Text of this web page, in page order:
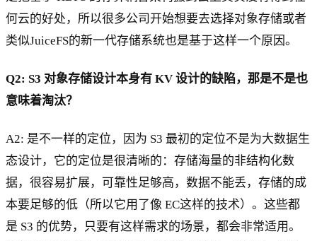
何云的好处，所以很多公司开始想要去选择对象存储或者
类似JuiceFS的新一代存储系统也是基于这样一个原因。
Q2: S3 对象存储设计本身有 KV 设计的缺陷，那是不是也
意味着淘汰？
A2: 是不一样的定位，因为 S3 最初的定位不是为大数据生
态设计，它的定位是很清晰的：存储海量的非结构化数
据，很容易扩展，可靠性足够高，数据不能丢，存储的成
本要足够的低（所以它用了像 EC这样的技术）。这些都
是 S3 的优势，只要有这样需求的场景，都会非常适用。